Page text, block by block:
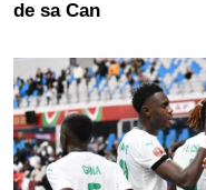
de sa Can